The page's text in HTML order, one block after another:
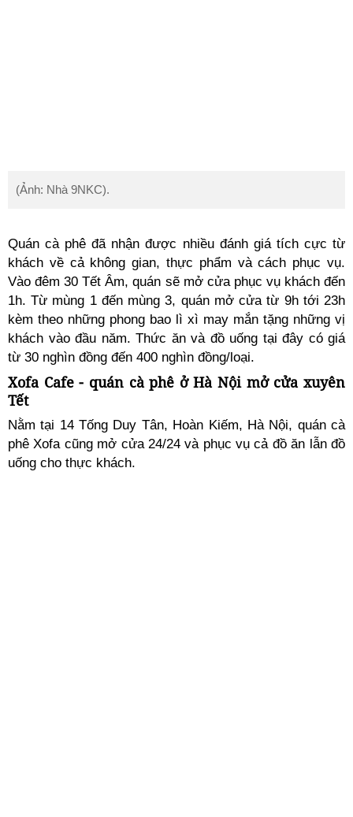
(Ảnh: Nhà 9NKC).
Quán cà phê đã nhận được nhiều đánh giá tích cực từ
khách về cả không gian, thực phẩm và cách phục vụ.
Vào đêm 30 Tết Âm, quán sẽ mở cửa phục vụ khách đến
1h. Từ mùng 1 đến mùng 3, quán mở cửa từ 9h tới 23h
kèm theo những phong bao lì xì may mắn tặng những vị
khách vào đầu năm. Thức ăn và đồ uống tại đây có giá
từ 30 nghìn đồng đến 400 nghìn đồng/loại.
Xofa Cafe - quán cà phê ở Hà Nội mở cửa xuyên
Tết
Nằm tại 14 Tống Duy Tân, Hoàn Kiếm, Hà Nội, quán cà
phê Xofa cũng mở cửa 24/24 và phục vụ cả đồ ăn lẫn đồ
uống cho thực khách.